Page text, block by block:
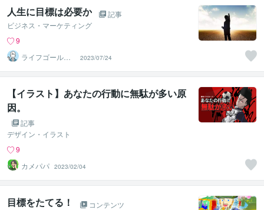
人生に目標は必要か
記事
ビジネス・マーケティング
9
ライフゴール・
セッティングコ
ーチ
2023/07/24
【イラスト】あなたの行動に無駄が多い原
因。
記事
デザイン・イラスト
9
カメパパ 2023/02/04
目標をたてる！
コンテンツ